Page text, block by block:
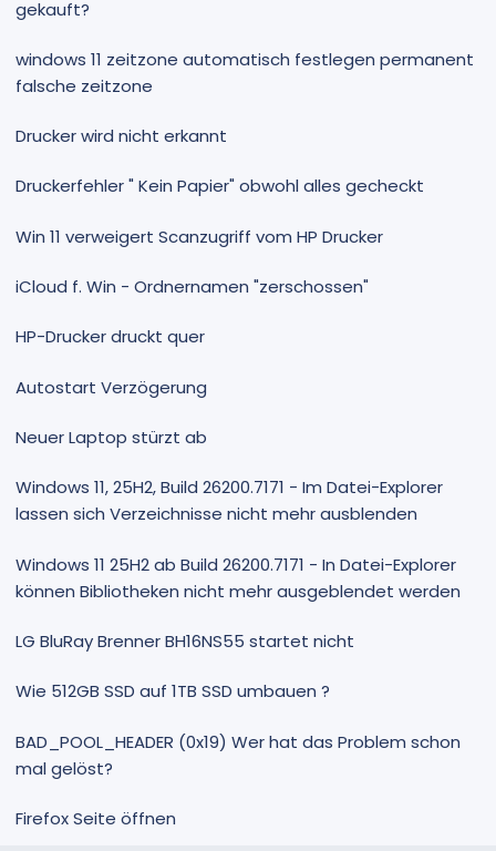
gekauft?
windows 11 zeitzone automatisch festlegen permanent
falsche zeitzone
Drucker wird nicht erkannt
Druckerfehler " Kein Papier" obwohl alles gecheckt
Win 11 verweigert Scanzugriff vom HP Drucker
iCloud f. Win - Ordnernamen "zerschossen"
HP-Drucker druckt quer
Autostart Verzögerung
Neuer Laptop stürzt ab
Windows 11, 25H2, Build 26200.7171 - Im Datei-Explorer
lassen sich Verzeichnisse nicht mehr ausblenden
Windows 11 25H2 ab Build 26200.7171 - In Datei-Explorer
können Bibliotheken nicht mehr ausgeblendet werden
LG BluRay Brenner BH16NS55 startet nicht
Wie 512GB SSD auf 1TB SSD umbauen ?
BAD_POOL_HEADER (0x19) Wer hat das Problem schon
mal gelöst?
Firefox Seite öffnen